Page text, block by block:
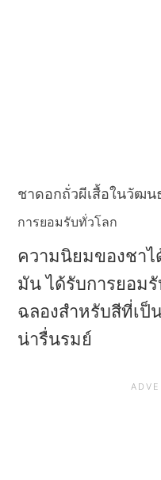
ชาดอกถั่วผีเสื้อในวัฒ
การยอมรับทั่วโลก
ความนิยมของชาไ
มัน ได้รับการยอม
ฉลองสําหรับสีที่เป็
น่ารื่นรมย์